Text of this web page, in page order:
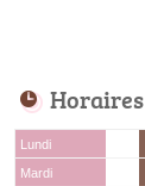
Horaires
Lundi
Mardi